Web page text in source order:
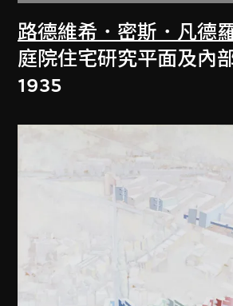
路德維希．密斯．凡德
庭院住宅研究平面及內
1935